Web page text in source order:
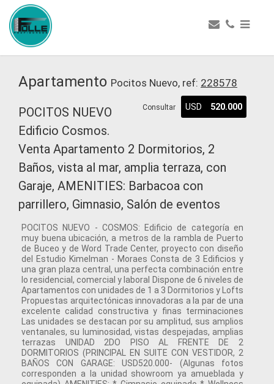
Apartamento Pocitos Nuevo, ref: 228578
Consultar USD 520.000
POCITOS NUEVO
Edificio Cosmos.
Venta Apartamento 2 Dormitorios, 2
Baños, vista al mar, amplia terraza, con
Garaje, AMENITIES: Barbacoa con
parrillero, Gimnasio, Salón de eventos
POCITOS NUEVO - COSMOS: Edificio de categoría en
muy buena ubicación, a metros de la rambla de Puerto
de Buceo y de Word Trade Center, proyecto con diseño
del Estudio Kimelman - Moraes Consta de 3 Edificios y
una gran plaza central, una perfecta combinación entre
lo residencial, comercial y laboral Dispone de 6 niveles de
Apartamentos con unidades de 1 a 3 Dormitorios y Lofts
Propuestas arquitectónicas innovadoras a la par de una
excelente calidad constructiva y finas terminaciones
Las unidades se destacan por su amplitud, sus amplios
ventanales, su luminosidad, vistas despejadas, amplias
terrazas UNIDAD 2DO PISO AL FRENTE DE 2
DORMITORIOS (PRINCIPAL EN SUITE CON VESTIDOR, 2
BAÑOS CON GARAGE: USD520.000- (Algunas fotos
corresponden a la unidad showroom ya amueblada y